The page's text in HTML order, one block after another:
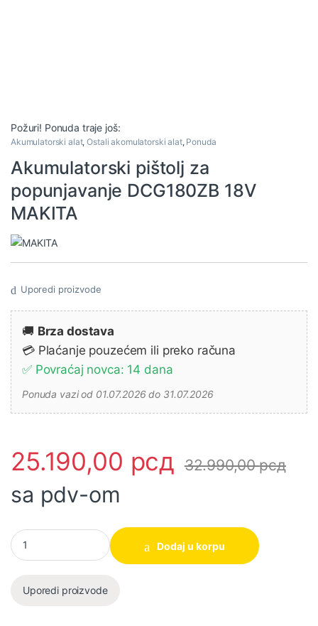
Požuri! Ponuda traje još:
Akumulatorski alat,Ostali akomulatorski alat, Ponuda
Akumulatorski pištolj za
popunjavanje DCG180ZB 18V
MAKITA
Uporedi proizvode
🚚 Brza dostava
💳 Plaćanje pouzećem ili preko računa
✅ Povraćaj novca: 14 dana
Ponuda vazi od 01.07.2026 do 31.07.2026
25.190,00 рсд 32.990,00рсд
sa pdv-om
Akumulatorski pištolj za popunjavanje DCG180ZB 18V MAKITA
Dodaj u korpu
Uporedi proizvode